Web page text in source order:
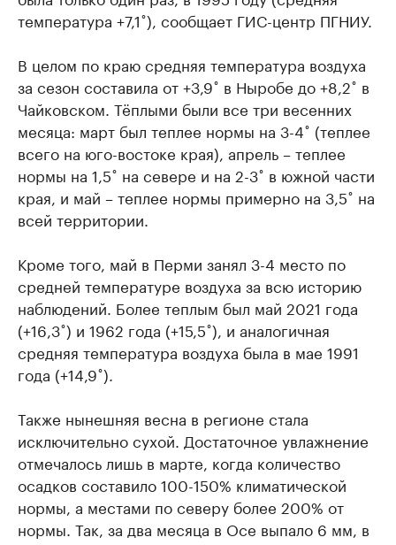
температура +7,1˚), сообщает ГИС-центр ПГНИУ.
В целом по краю средняя температура воздуха
за сезон составила от +3,9˚ в Ныробе до +8,2˚ в
Чайковском. Тёплыми были все три весенних
месяца: март был теплее нормы на 3-4˚ (теплее
всего на юго-востоке края), апрель – теплее
нормы на 1,5˚ на севере и на 2-3˚ в южной части
края, и май – теплее нормы примерно на 3,5˚ на
всей территории.
Кроме того, май в Перми занял 3-4 место по
средней температуре воздуха за всю историю
наблюдений. Более теплым был май 2021 года
(+16,3˚) и 1962 года (+15,5˚), и аналогичная
средняя температура воздуха была в мае 1991
года (+14,9˚).
Также нынешняя весна в регионе стала
исключительно сухой. Достаточное увлажнение
отмечалось лишь в марте, когда количество
осадков составило 100-150% климатической
нормы, а местами по северу более 200% от
нормы. Так, за два месяца в Осе выпало 6 мм, в